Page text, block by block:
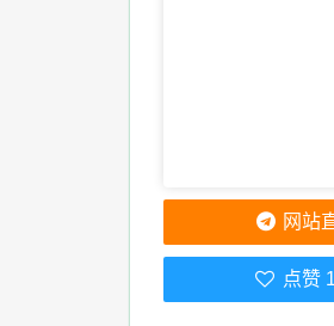
网站
点赞